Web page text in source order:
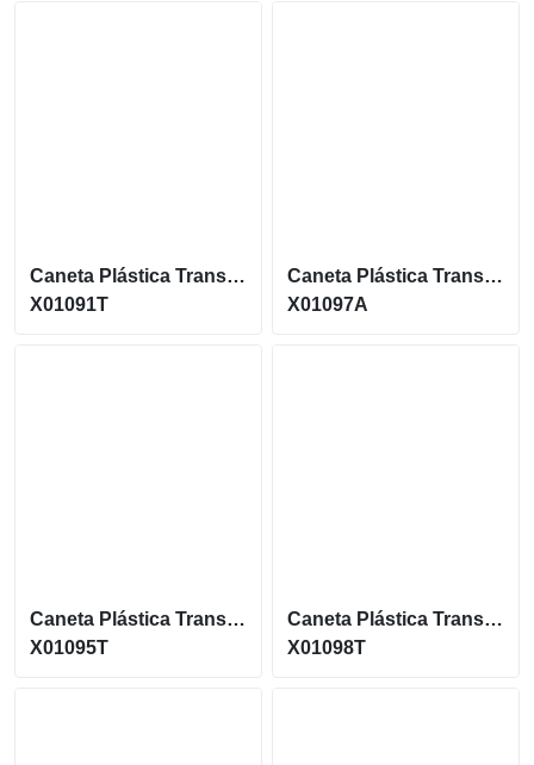
Caneta Plástica Translúcida
X01091T
Caneta Plástica Translúcida Acionamento Por Clique X01097A
X01097A
Caneta Plástica Translucida Colorida Com Acionamento Por Clique X01095T
X01095T
Caneta Plástica Translucida Colorida Com Acionamento Por Clique X01098T
X01098T